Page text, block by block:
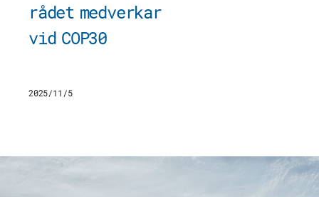
rådet medverkar
vid COP30
2025/11/5